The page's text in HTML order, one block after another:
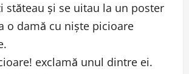
stăteau şi se uitau la un poster
o damă cu nişte picioare
exclamă unul dintre ei.